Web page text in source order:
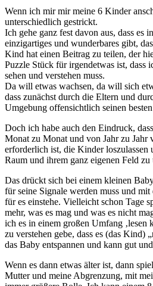
Wenn ich mir mir meine 6 Kinder
unterschiedlich gestrickt.
Ich gehe ganz fest davon aus, dass es
einzigartiges und wunderbares gibt,
Kind hat einen Beitrag zu teilen, der
Puzzle Stück für irgendetwas ist, dass
sehen und verstehen muss.
Da will etwas wachsen, da will sich
dass zunächst durch die Eltern und
Umgebung offensichtlich seinen
Doch ich habe auch den Eindruck,
Monat zu Monat und von Jahr zu Jahr
erforderlich ist, die Kinder loszulassen
Raum und ihrem ganz eigenen Feld zu
Das drückt sich bei einem kleinen
für seine Signale werden muss und
für es einstehe. Vielleicht schon Tage
mehr, was es mag und was es nicht
ich es in einem großen Umfang ‚lesen
zu verstehen gebe, dass es (das Kind)
das Baby entspannen und kann gut
Wenn es dann etwas älter ist, dann
Mutter und meine Abgrenzung, mit